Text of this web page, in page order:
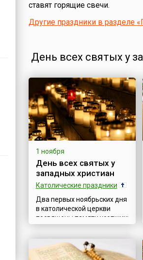
ставят горящие свечи.
Другие праздники в разделе
День всех святых у
1 ноября
День всех святых у
западных христиан
Католические праздники
Два первых ноябрьских дня
в католической церкви
посвящены памяти усопших:
ноября День поминовения
усопших (англ. All Souls' Day)